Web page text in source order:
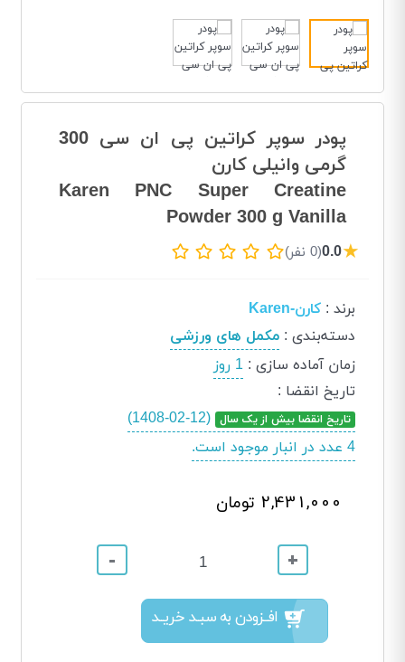
پودر سوپر کراتین پی ان سی 300
گرمی وانیلی کارن
Karen PNC Super Creatine
Powder 300 g Vanilla
★
0.0(0 نفر)
برند :کارن-Karen
دسته‌بندی :مکمل های ورزشی
زمان آماده سازی :1 روز
تاریخ انقضا :
تاریخ انقضا بیش از یک سال (1408-02-12)
4 عدد در انبار موجود است.
2,431,000 تومان
+
-
افــزودن به سبــد خریــد